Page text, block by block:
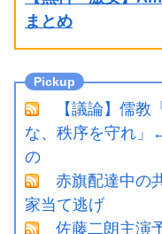
まとめ
【議論】儒教
な、秩序を守れ」
の
赤旗配達中の
家当て逃げ
佐藤二朗主演